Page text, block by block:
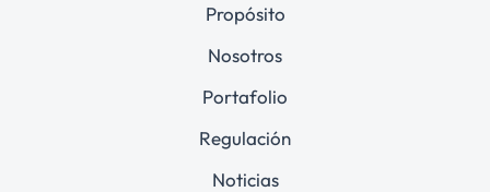
Propósito
Nosotros
Portafolio
Regulación
Noticias